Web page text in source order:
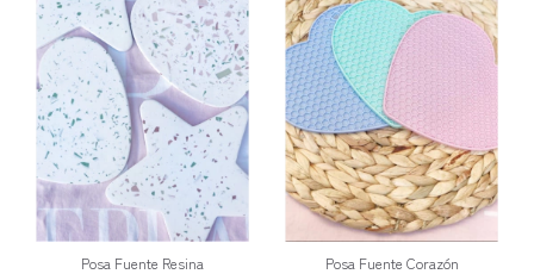
Posa Fuente Resina
Posa Fuente Corazón